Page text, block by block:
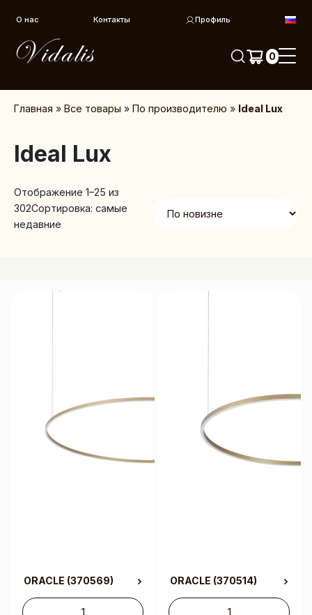
О нас Контакты Профиль
0
Главная »Все товары »По производителю » Ideal Lux
Ideal Lux
Отображение 1–25 из
302Сортировка: самые
недавние
ORACLE (370569) ORACLE (370514)